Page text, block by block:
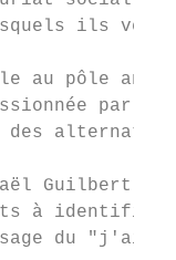
ils
au pôle
par
Guilbert
à identifier
du "j'ai